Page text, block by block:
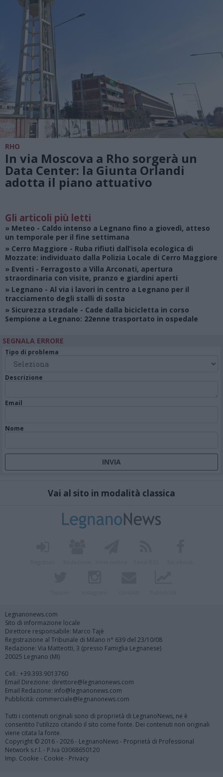
RHO
In via Moscova a Rho sorgerà un
Data Center: la Giunta Orlandi
adotta il piano attuativo
Gli articoli più letti
» Meteo - Caldo intenso a Legnano fino a giovedì, atteso
un temporale per il fine settimana
» Cerro Maggiore - Ruba rifiuti dall’isola ecologica di
Mozzate: individuato dalla Polizia Locale di Cerro Maggiore
» Eventi - Ferragosto a Villa Arconati, apertura
straordinaria con visite, pranzo e giardini aperti
» Legnano - Al via i lavori in centro a Legnano per il
tracciamento degli stalli di sosta
» Sicurezza stradale - Cade dalla bicicletta in corso
Sempione a Legnano: 22enne trasportato in ospedale
SEGNALA ERRORE
Tipo di problema
Descrizione
Email
Nome
Vai al sito in modalità classica
Legnanonews.com
Sito di informazione locale
Direttore responsabile: Marco Tajè
Registrazione al Tribunale di Milano n° 639 del 23/10/08
Redazione: Via Matteotti, 3 (presso Famiglia Legnanese)
20025 Legnano (MI)
Cell.: +39.393.9013760
Email Direzione: direttore@legnanonews.com
Email Redazione: info@legnanonews.com
Pubblicità: commerciale@legnanonews.com
Tutti i contenuti originali sono di proprietà di LegnanoNews, ne è
consentito l'utilizzo citando il sito come fonte. Dei contenuti non originali
viene citata la fonte.
Copyright © 2016 - 2026 - LegnanoNews - Proprietà di Professional
Network s.r.l. - P.Iva 03068650120
Imp. Cookie - Cookie - Privacy